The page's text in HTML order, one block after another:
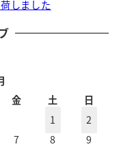
しました
金 土
日
1
2
7 8 9